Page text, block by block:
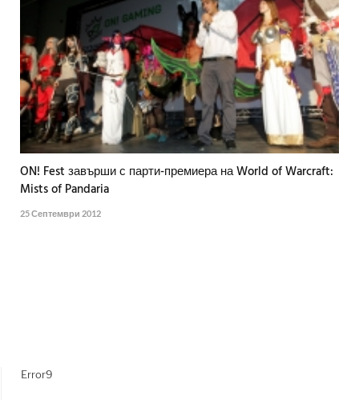
ON! Fest завърши с парти-премиера на World of Warcraft:
Mists of Pandaria
25 Септември 2012
Error9